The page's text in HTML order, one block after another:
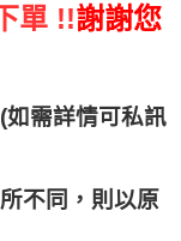
單 !!謝謝您
需詳情可私訊
不同，則以原